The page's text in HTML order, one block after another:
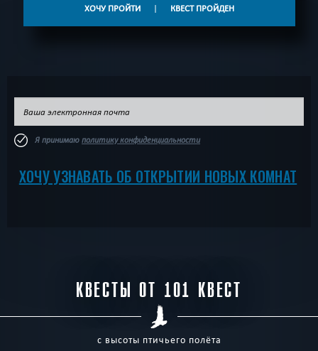
ХОЧУ ПРОЙТИ | КВЕСТ ПРОЙДЕН
Я принимаю политику конфиденциальности
ХОЧУ УЗНАВАТЬ ОБ ОТКРЫТИИ НОВЫХ КОМНАТ
КВЕСТЫ ОТ 101 КВЕСТ
с высоты птичьего полёта